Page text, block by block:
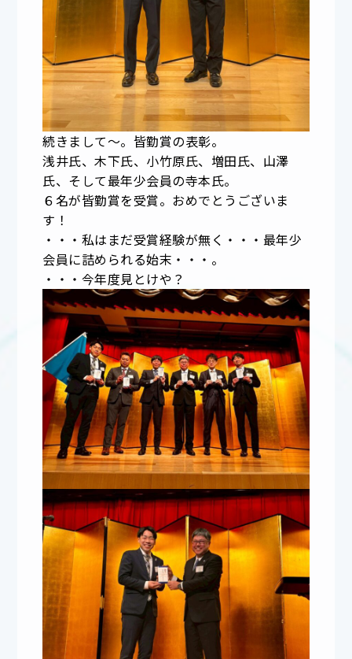
続きまして〜。皆勤賞の表彰。
浅井氏、木下氏、小竹原氏、増田氏、山澤
氏、そして最年少会員の寺本氏。
６名が皆勤賞を受賞。おめでとうございま
す！
・・・私はまだ受賞経験が無く・・・最年少
会員に詰められる始末・・・。
・・・今年度見とけや？